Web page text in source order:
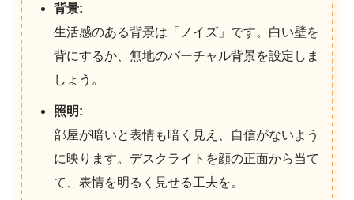
背景:
生活感のある背景は「ノイズ」です。白い壁を
背にするか、無地のバーチャル背景を設定しま
しょう。
照明:
部屋が暗いと表情も暗く見え、自信がないよう
に映ります。デスクライトを顔の正面から当て
て、表情を明るく見せる工夫を。